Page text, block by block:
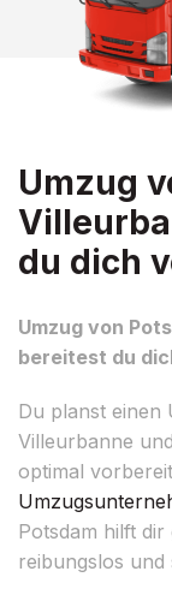
Umzug
du dich
Umzug von
bereitest du
Du planst einen
Villeurbanne
optimal
Potsdam hilft
reibungslos und